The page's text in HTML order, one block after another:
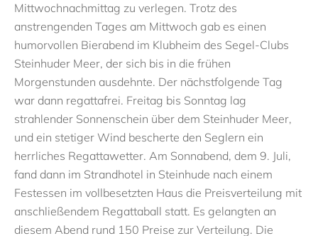
Mittwochnachmittag zu verlegen. Trotz des
anstrengenden Tages am Mittwoch gab es einen
humorvollen Bierabend im Klubheim des Segel-Clubs
Steinhuder Meer, der sich bis in die frühen
Morgenstunden ausdehnte. Der nächstfolgende Tag
war dann regattafrei. Freitag bis Sonntag lag
strahlender Sonnenschein über dem Steinhuder Meer,
und ein stetiger Wind bescherte den Seglern ein
herrliches Regattawetter. Am Sonnabend, dem 9. Juli,
fand dann im Strandhotel in Steinhude nach einem
Festessen im vollbesetzten Haus die Preisverteilung mit
anschließendem Regattaball statt. Es gelangten an
diesem Abend rund 150 Preise zur Verteilung. Die